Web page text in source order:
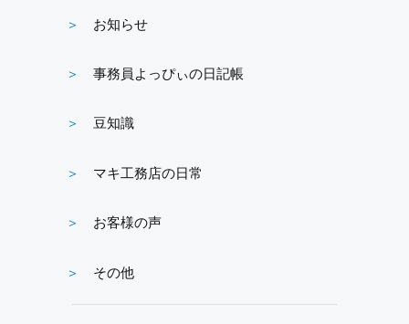
お知らせ
事務員よっぴぃの日記帳
豆知識
マキ工務店の日常
お客様の声
その他